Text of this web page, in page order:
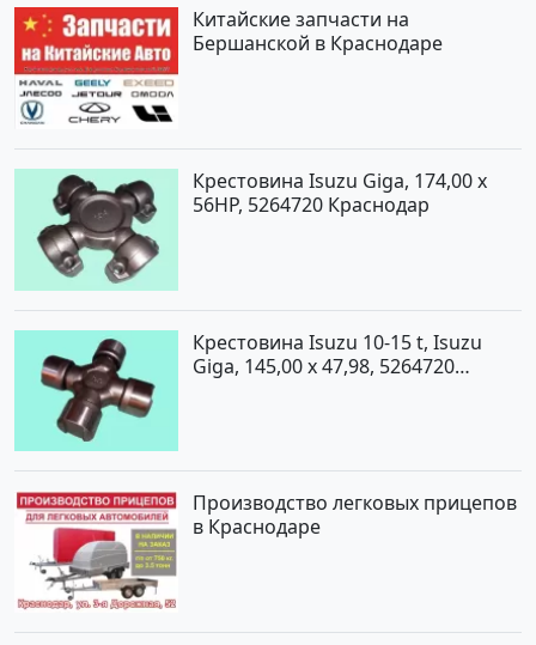
Китайские запчасти на
Бершанской в Краснодаре
Крестовина Isuzu Giga, 174,00 x
56HP, 5264720 Краснодар
Крестовина Isuzu 10-15 t, Isuzu
Giga, 145,00 x 47,98, 5264720
Производство легковых прицепов
в Краснодаре